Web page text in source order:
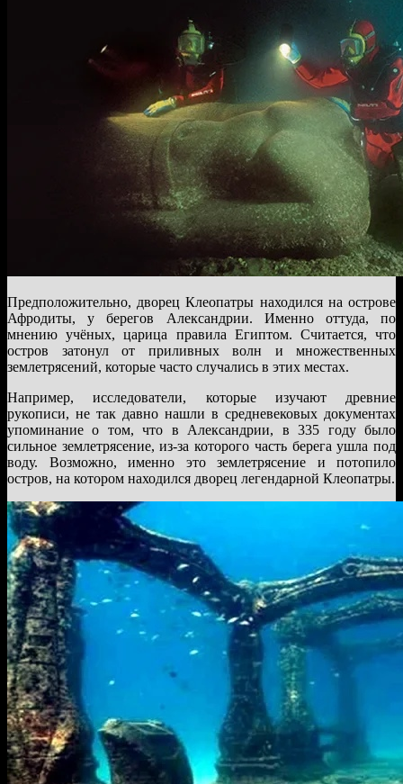
Предположительно, дворец Клеопатры находился на острове
Афродиты, у берегов Александрии. Именно оттуда, по
мнению учёных, царица правила Египтом. Считается, что
остров затонул от приливных волн и множественных
землетрясений, которые часто случались в этих местах.
Например, исследователи, которые изучают древние
рукописи, не так давно нашли в средневековых документах
упоминание о том, что в Александрии, в 335 году было
сильное землетрясение, из-за которого часть берега ушла под
воду. Возможно, именно это землетрясение и потопило
остров, на котором находился дворец легендарной Клеопатры.